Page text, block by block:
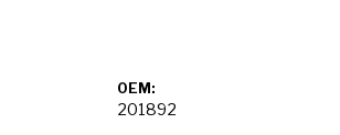
OEM:
201892